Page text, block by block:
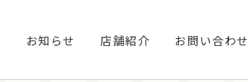
お知らせ 店舗紹介 お問い合わせ